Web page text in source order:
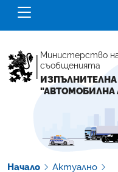
Министерство
съобщенията
Начало
Актуално